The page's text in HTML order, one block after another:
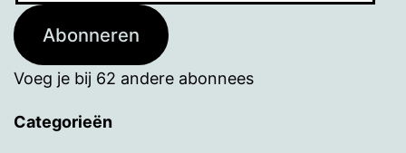
Abonneren
Voeg je bij 62 andere abonnees
Categorieën